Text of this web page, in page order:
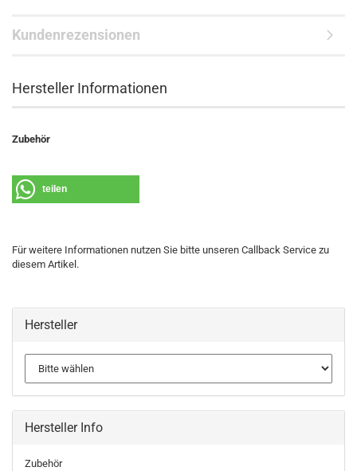
Kundenrezensionen
Hersteller Informationen
Zubehör
teilen
Für weitere Informationen nutzen Sie bitte unseren Callback Service zu
diesem Artikel.
Hersteller
Hersteller Info
Zubehör